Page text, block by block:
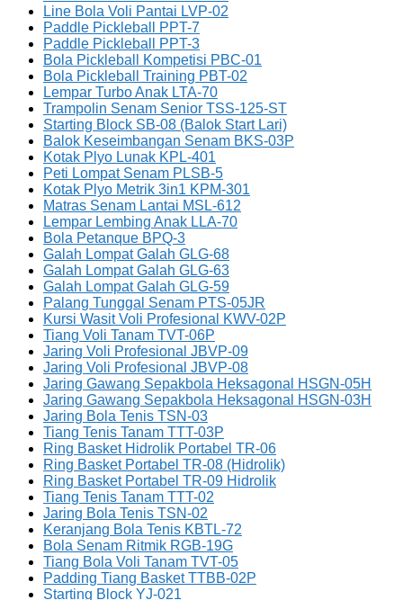
Line Bola Voli Pantai LVP-02
Paddle Pickleball PPT-7
Paddle Pickleball PPT-3
Bola Pickleball Kompetisi PBC-01
Bola Pickleball Training PBT-02
Lempar Turbo Anak LTA-70
Trampolin Senam Senior TSS-125-ST
Starting Block SB-08 (Balok Start Lari)
Balok Keseimbangan Senam BKS-03P
Kotak Plyo Lunak KPL-401
Peti Lompat Senam PLSB-5
Kotak Plyo Metrik 3in1 KPM-301
Matras Senam Lantai MSL-612
Lempar Lembing Anak LLA-70
Bola Petanque BPQ-3
Galah Lompat Galah GLG-68
Galah Lompat Galah GLG-63
Galah Lompat Galah GLG-59
Palang Tunggal Senam PTS-05JR
Kursi Wasit Voli Profesional KWV-02P
Tiang Voli Tanam TVT-06P
Jaring Voli Profesional JBVP-09
Jaring Voli Profesional JBVP-08
Jaring Gawang Sepakbola Heksagonal HSGN-05H
Jaring Gawang Sepakbola Heksagonal HSGN-03H
Jaring Bola Tenis TSN-03
Tiang Tenis Tanam TTT-03P
Ring Basket Hidrolik Portabel TR-06
Ring Basket Portabel TR-08 (Hidrolik)
Ring Basket Portabel TR-09 Hidrolik
Tiang Tenis Tanam TTT-02
Jaring Bola Tenis TSN-02
Keranjang Bola Tenis KBTL-72
Bola Senam Ritmik RGB-19G
Tiang Bola Voli Tanam TVT-05
Padding Tiang Basket TTBB-02P
Starting Block YJ-021